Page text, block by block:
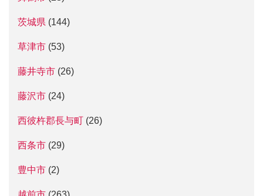
茨城県 (144)
草津市 (53)
藤井寺市 (26)
藤沢市 (24)
西彼杵郡長与町 (26)
西条市 (29)
豊中市 (2)